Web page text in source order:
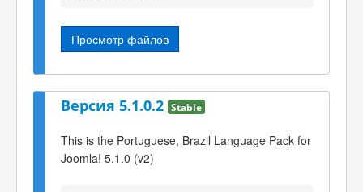
Просмотр файлов
Версия 5.1.0.2 Stable
This is the Portuguese, Brazil Language Pack for
Joomla! 5.1.0 (v2)